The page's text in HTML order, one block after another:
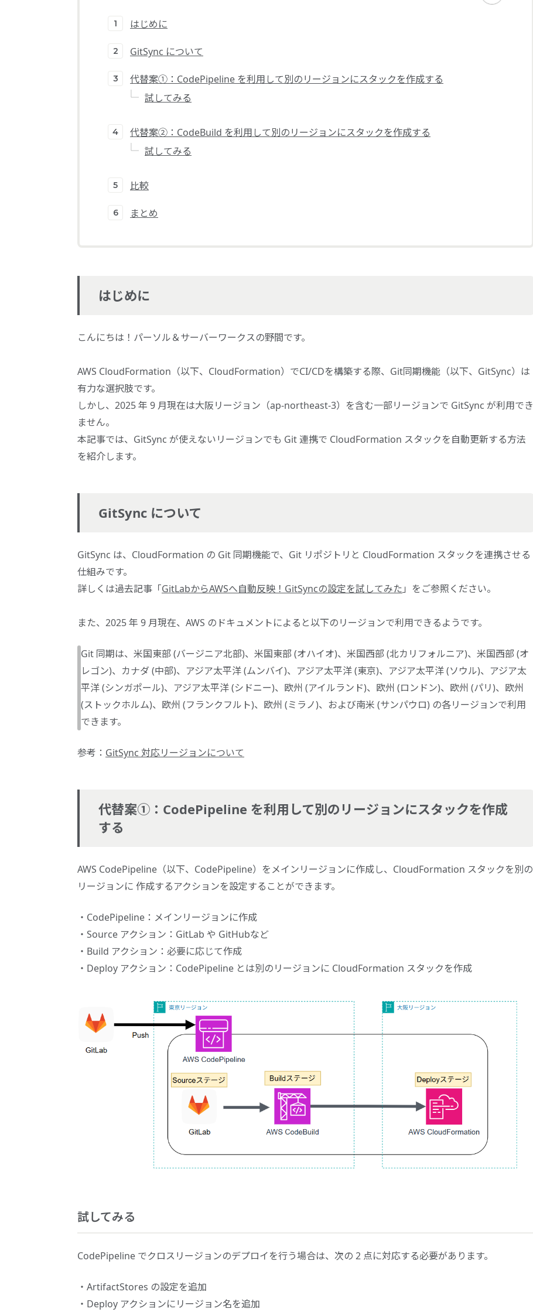
はじめに
GitSync について
代替案①：CodePipeline を利用して別のリージョンにスタックを作成する
試してみる
代替案②：CodeBuild を利用して別のリージョンにスタックを作成する
試してみる
比較
まとめ
はじめに
こんにちは！パーソル＆サーバーワークスの野間です。
AWS CloudFormation（以下、CloudFormation）でCI/CDを構築する際、Git同期機能（以下、GitSync）は
有力な選択肢です。
しかし、2025 年 9 月現在は大阪リージョン（ap-northeast-3）を含む一部リージョンで GitSync が利用でき
ません。
本記事では、GitSync が使えないリージョンでも Git 連携で CloudFormation スタックを自動更新する方法
を紹介します。
GitSync について
GitSync は、CloudFormation の Git 同期機能で、Git リポジトリと CloudFormation スタックを連携させる
仕組みです。
詳しくは過去記事「GitLabからAWSへ自動反映！GitSyncの設定を試してみた 」をご参照ください。
また、2025 年 9 月現在、AWS のドキュメントによると以下のリージョンで利用できるようです。
Git 同期は、米国東部 (バージニア北部)、米国東部 (オハイオ)、米国西部 (北カリフォルニア)、米国西部 (オ
レゴン)、カナダ (中部)、アジア太平洋 (ムンバイ)、アジア太平洋 (東京)、アジア太平洋 (ソウル)、アジア太
平洋 (シンガポール)、アジア太平洋 (シドニー)、欧州 (アイルランド)、欧州 (ロンドン)、欧州 (パリ)、欧州
(ストックホルム)、欧州 (フランクフルト)、欧州 (ミラノ)、および南米 (サンパウロ) の各リージョンで利用
できます。
参考： GitSync 対応リージョンについて
代替案①：CodePipeline を利用して別のリージョンにスタックを作成
する
AWS CodePipeline（以下、CodePipeline）をメインリージョンに作成し、CloudFormation スタックを別の
リージョンに 作成するアクションを設定することができます。
CodePipeline：メインリージョンに作成
Source アクション：GitLab や GitHubなど
Build アクション：必要に応じて作成
Deploy アクション：CodePipeline とは別のリージョンに CloudFormation スタックを作成
試してみる
CodePipeline でクロスリージョンのデプロイを行う場合は、次の 2 点に対応する必要があります。
ArtifactStores の設定を追加
Deploy アクションにリージョン名を追加